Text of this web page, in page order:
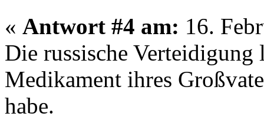
« Antwort #4 am: 16.
Die russische
Medikament ihres
habe.